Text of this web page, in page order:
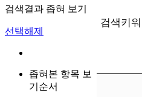
검색결과 좁혀 보기
선택해제
좁혀본 항목 보
기순서
검색키